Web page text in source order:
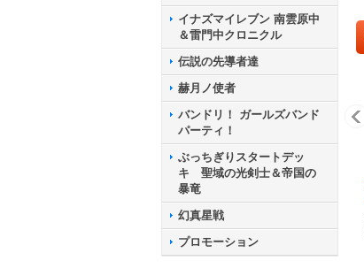
イナズマイレブン 南雲原中
＆雷門中クロニクル
伝説の先導者達
赫月ノ使者
バンドリ！ ガールズバンド
パーティ！
ぶっちぎりスタートデッ
キ 聖域の光剣士＆帝国の
暴竜
幻真星戦
プロモーション